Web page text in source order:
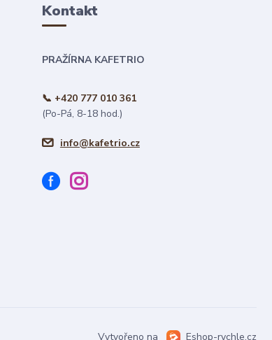
Kontakt
PRAŽÍRNA KAFETRIO
📞 +420 777 010 361
(Po-Pá, 8-18 hod.)
info@kafetrio.cz
Vytvořeno na Eshop-rychle.cz